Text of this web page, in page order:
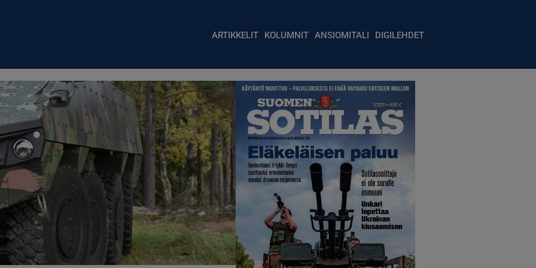
Main navigation
ARTIKKELIT KOLUMNIT ANSIOMITALI DIGILEHDET